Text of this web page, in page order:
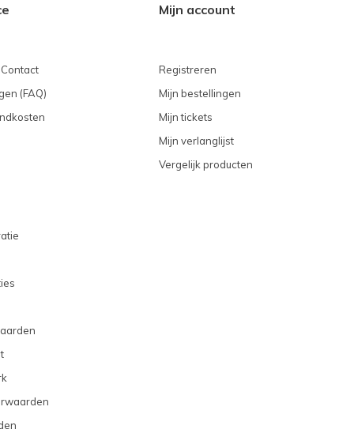
(FAQ)
Mijn account
Registreren
Mijn bestellingen
Mijn tickets
Mijn verlanglijst
Vergelijk producten